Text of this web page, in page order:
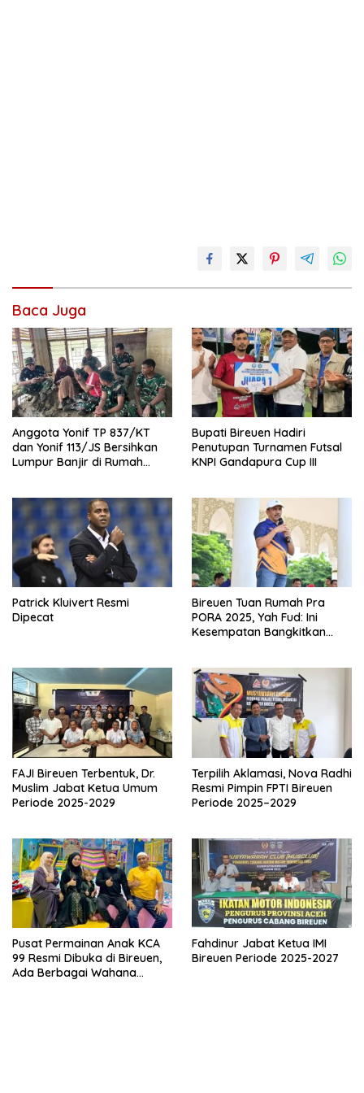
Baca Juga
Anggota Yonif TP 837/KT
dan Yonif 113/JS Bersihkan
Lumpur Banjir di Rumah
Bupati Bireuen Hadiri
Penutupan Turnamen Futsal
KNPI Gandapura Cup III
Patrick Kluivert Resmi
Dipecat
Bireuen Tuan Rumah Pra
PORA 2025, Yah Fud: Ini
Kesempatan Bangkitkan
FAJI Bireuen Terbentuk, Dr.
Muslim Jabat Ketua Umum
Periode 2025-2029
Terpilih Aklamasi, Nova Radhi
Resmi Pimpin FPTI Bireuen
Periode 2025–2029
Pusat Permainan Anak KCA
99 Resmi Dibuka di Bireuen,
Ada Berbagai Wahana
Fahdinur Jabat Ketua IMI
Bireuen Periode 2025-2027